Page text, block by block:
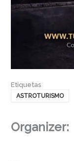
Etiquetas
ASTROTURISMO
Organizer: